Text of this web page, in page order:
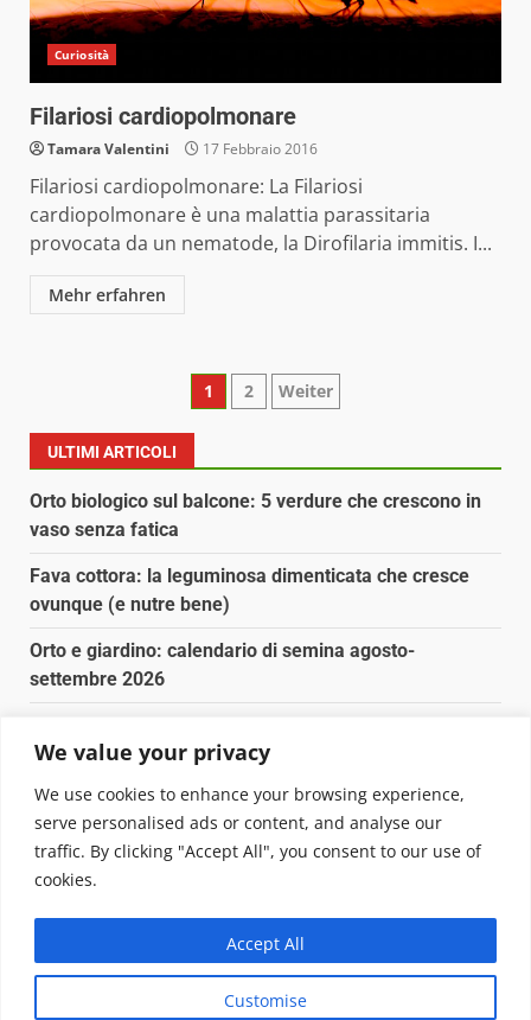
We value your privacy
We use cookies to enhance your browsing experience,
serve personalised ads or content, and analyse our
traffic. By clicking "Accept All", you consent to our use of
cookies.
Customise
Accept All
Curiosità
Filariosi cardiopolmonare
Tamara Valentini 17 Febbraio 2016
Filariosi cardiopolmonare: La Filariosi
cardiopolmonare è una malattia parassitaria
provocata da un nematode, la Dirofilaria immitis. I...
Mehr erfahren
Paginazione
degli
articoli
1 2 Weiter
ULTIMI ARTICOLI
Orto biologico sul balcone: 5 verdure che crescono in
vaso senza fatica
Fava cottora: la leguminosa dimenticata che cresce
ovunque (e nutre bene)
Orto e giardino: calendario di semina agosto-
settembre 2026
Fava cottora: come cucinarla, quando è di stagione e
perché vale la pena
Copyright © 2025 Biopianeta.it proprietà di Jws Media
Questo blog non è una testata giornalistica, in quanto
viene aggiornato senza alcuna periodicità. Non può
pertanto considerarsi un prodotto editoriale ai sensi
della legge n. 62 del 07.03.2001|DarkNewsvon AF